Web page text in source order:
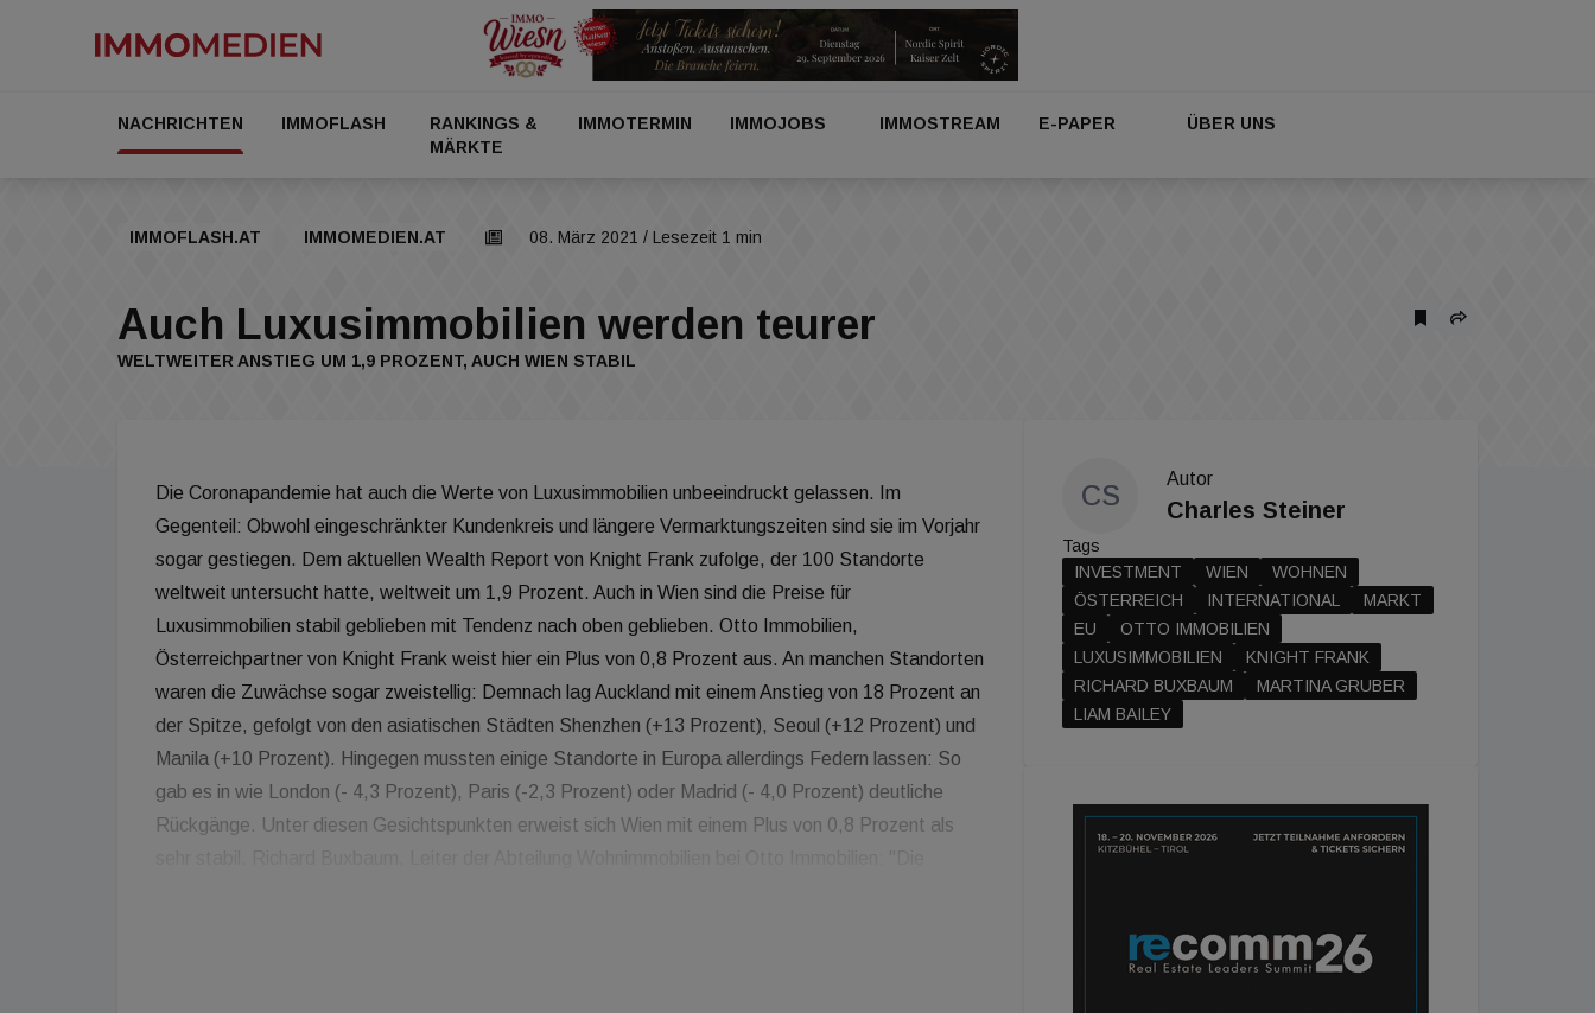
NACHRICHTEN IMMOFLASH
RANKINGS &
MÄRKTE
IMMOTERMIN IMMOJOBS IMMOSTREAM E-PAPER ÜBER UNS
IMMOFLASH.AT IMMOMEDIEN.AT 08. März 2021 / Lesezeit 1 min
Auch Luxusimmobilien werden teurer
WELTWEITER ANSTIEG UM 1,9 PROZENT, AUCH WIEN STABIL
Die Coronapandemie hat auch die Werte von Luxusimmobilien unbeeindruckt gelassen. Im
Gegenteil: Obwohl eingeschränkter Kundenkreis und längere Vermarktungszeiten sind sie im Vorjahr
sogar gestiegen. Dem aktuellen Wealth Report von Knight Frank zufolge, der 100 Standorte
weltweit untersucht hatte, weltweit um 1,9 Prozent. Auch in Wien sind die Preise für
Luxusimmobilien stabil geblieben mit Tendenz nach oben geblieben. Otto Immobilien,
Österreichpartner von Knight Frank weist hier ein Plus von 0,8 Prozent aus. An manchen Standorten
waren die Zuwächse sogar zweistellig: Demnach lag Auckland mit einem Anstieg von 18 Prozent an
der Spitze, gefolgt von den asiatischen Städten Shenzhen (+13 Prozent), Seoul (+12 Prozent) und
Manila (+10 Prozent). Hingegen mussten einige Standorte in Europa allerdings Federn lassen: So
gab es in wie London (- 4,3 Prozent), Paris (-2,3 Prozent) oder Madrid (- 4,0 Prozent) deutliche
Rückgänge. Unter diesen Gesichtspunkten erweist sich Wien mit einem Plus von 0,8 Prozent als
CS
Autor
Charles Steiner
Tags
INVESTMENT
WIEN
WOHNEN
ÖSTERREICH
INTERNATIONAL
MARKT
EU
OTTO IMMOBILIEN
LUXUSIMMOBILIEN
KNIGHT FRANK
RICHARD BUXBAUM
MARTINA GRUBER
LIAM BAILEY